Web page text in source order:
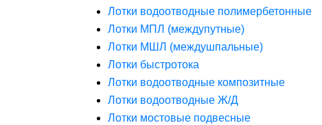
Лотки водоотводные полимербетонные
Лотки МПЛ (междупутные)
Лотки МШЛ (междушпальные)
Лотки быстротока
Лотки водоотводные композитные
Лотки водоотводные Ж/Д
Лотки мостовые подвесные